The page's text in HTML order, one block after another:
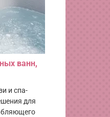
ванн,
и спа-
для